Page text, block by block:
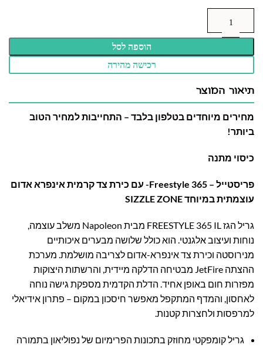
הוספה לסל
רכישה מהירה
תיאור המוצר
מחירים מיוחדים בטלפון בלבד – התחייבות למחיר הטוב
ביותר!
כיסוי מתנה
פריסטייל – 365 Freestyle- עם כירת צד קרמית אינפרא אדום
עוצמתית במיוחד SIZZLE ZONE
גריל הגז FREESTYLE 365 IL מבית Napoleon משלב עוצמה,
נוחות ועיצוב אלגנטי. הוא כולל שלושה מבערים איכותיים
מנירוסטה וכירת צד אינפרא-אדום לצריבה מושלמת. מערכת
ההצתה JetFire מבטיחה הדלקה מיידית, והרשתות היצוקות
מפזרות חום באופן אחיד. הדלת הקדמית מספקת גישה נוחה
לאחסון, והמדף המתקפל מאפשר חיסכון במקום – פתרון אידיאלי
למרפסות ולחצרות קטנות.
גריל קומפקטי מחוזק בתכונות הפרימיום של נפוליאון בתמורה